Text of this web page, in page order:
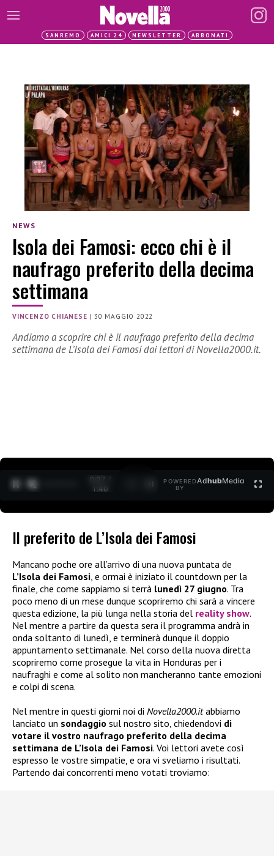
SANREMO AMICI 24 NEWSLETTER ABBONATI
NEWS
Isola dei Famosi: ecco chi è il
naufrago preferito della decima
settimana
VINCENZO CHIANESE |30 MAGGIO 2022
Andiamo a scoprire chi è il naufrago preferito della decima
settimana de L’Isola dei Famosi dai lettori di Novella2000.it.
0:27 /
1:40
POWERED
BY
AdhubMedia
Il preferito de L’Isola dei Famosi
Mancano poche ore all’arrivo di una nuova puntata de
L’Isola dei Famosi, e ormai è iniziato il countdown per la
finale, che come sappiamo si terrà lunedì 27 giugno. Tra
poco meno di un mese dunque scopriremo chi sarà a vincere
questa edizione, la più lunga nella storia del reality show.
Nel mentre a partire da questa sera il programma andrà in
onda soltanto di lunedì, e terminerà dunque il doppio
appuntamento settimanale. Nel corso della nuova diretta
scopriremo come prosegue la vita in Honduras per i
naufraghi e come al solito non mancheranno tante emozioni
e colpi di scena.
Nel mentre in questi giorni noi di Novella2000.itabbiamo
lanciato un sondaggio sul nostro sito, chiedendovi di
votare il vostro naufrago preferito della decima
settimana de L’Isola dei Famosi. Voi lettori avete così
espresso le vostre simpatie, e ora vi sveliamo i risultati.
Partendo dai concorrenti meno votati troviamo: